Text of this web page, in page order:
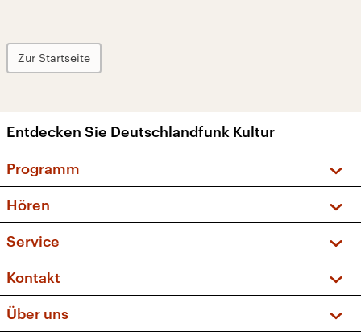
Zur Startseite
Entdecken Sie Deutschlandfunk Kultur
Programm
Sendungen und Podcasts
Musikliste
Kakadu – Das Kinderprogramm
Hören
Frequenzen (UKW + DAB+)
Service
FAQ
Apps
Newsletter
Kontakt
Über uns